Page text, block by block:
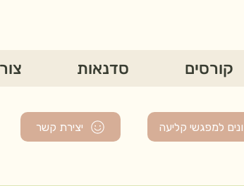
קורסים סדנאות
יצירת קשר למפגשי קליעה